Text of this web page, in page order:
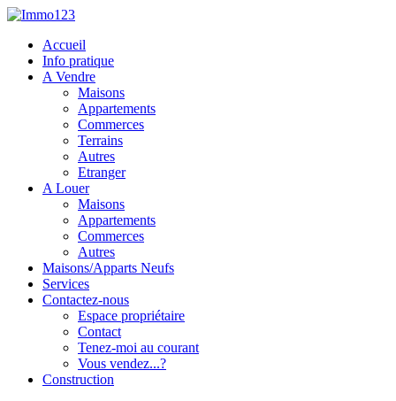
Accueil
Info pratique
A Vendre
Maisons
Appartements
Commerces
Terrains
Autres
Etranger
A Louer
Maisons
Appartements
Commerces
Autres
Maisons/Apparts Neufs
Services
Contactez-nous
Espace propriétaire
Contact
Tenez-moi au courant
Vous vendez...?
Construction